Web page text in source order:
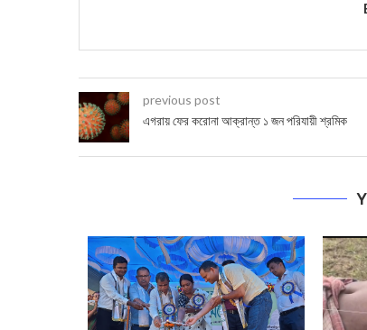
previous post
এগরায় ফের করোনা আক্রান্ত ১ জন পরিযায়ী শ্রমিক